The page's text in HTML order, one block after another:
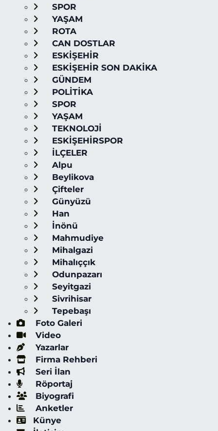
SPOR
YAŞAM
ROTA
CAN DOSTLAR
ESKİŞEHİR
ESKİŞEHİR SON DAKİKA
GÜNDEM
POLİTİKA
SPOR
YAŞAM
TEKNOLOJİ
ESKİŞEHİRSPOR
İLÇELER
Alpu
Beylikova
Çifteler
Günyüzü
Han
İnönü
Mahmudiye
Mihalgazi
Mihalıççık
Odunpazarı
Seyitgazi
Sivrihisar
Tepebaşı
Foto Galeri
Video
Yazarlar
Firma Rehberi
Seri İlan
Röportaj
Biyografi
Anketler
Künye